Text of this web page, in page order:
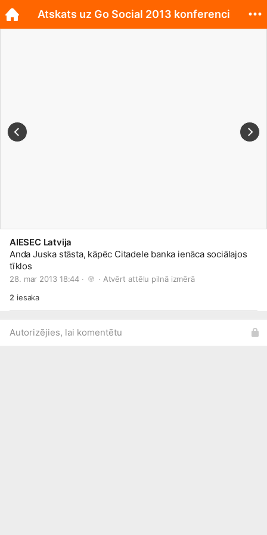
AIESEC Latvija
Anda Juska stāsta, kāpēc Citadele banka ienāca sociālajos
tīklos
28. mar 2013 18:44 · · Atvērt attēlu pilnā izmērā
2 iesaka
Autorizējies, lai komentētu
Atskats uz Go Social 2013 konferenci